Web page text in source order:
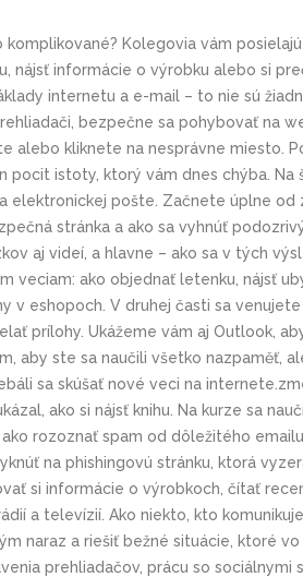
Kolegovia vám
nájsť informácie o výrobku alebo si
internetu a e-mail – to nie sú
bezpečne sa pohybovať na
alebo kliknete na nesprávne miesto.
istoty, ktorý vám dnes chýba. Na
elektronickej pošte. Začnete úplne od
stránka a ako sa vyhnúť
aj videí, a hlavne – ako sa v tých
veciam: ako objednať letenku, nájsť
eshopoch. V druhej časti sa venujete
prílohy. Ukážeme vám aj Outlook,
aby ste sa naučili všetko nazpaměť,
sa skúšať nové veci na
ako si nájsť knihu. Na kurze sa
rozoznať spam od dôležitého
na phishingovú stránku, ktorá
si informácie o výrobkoch, čítať
a televízií. Ako niekto, kto
naraz a riešiť bežné situácie, ktoré
prehliadačov, prácu so